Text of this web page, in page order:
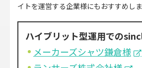
イトを運営する企業様にもおすすめしま
ハイブリット型運用での
メーカーズシャツ鎌倉様